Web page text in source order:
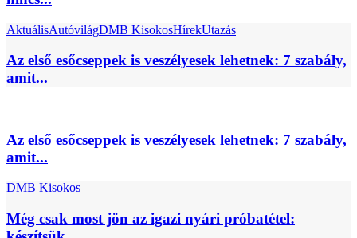
AktuálisAutóvilágDMB KisokosHírekUtazás
Az első esőcseppek is veszélyesek lehetnek: 7 szabály,
amit...
Az első esőcseppek is veszélyesek lehetnek: 7 szabály,
amit...
DMB Kisokos
Még csak most jön az igazi nyári próbatétel: